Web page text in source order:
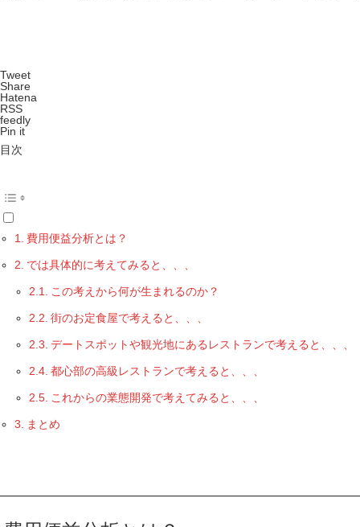
Tweet
Share
Hatena
RSS
feedly
Pin it
目次
費用便益分析とは？
では具体的に考えてみると、、、
この考えから何が生まれるのか？
街のお定食屋で考えると、、、
デートスポットや観光地にあるレストランで考えると、、、
都心部の高級レストランで考えると、、、
これからの業態開発で考えてみると、、、
まとめ